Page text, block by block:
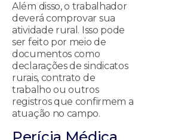
Além disso, o trabalhador
deverá comprovar sua
atividade rural. Isso pode
ser feito por meio de
documentos como
declarações de sindicatos
rurais, contrato de
trabalho ou outros
registros que confirmem a
atuação no campo.